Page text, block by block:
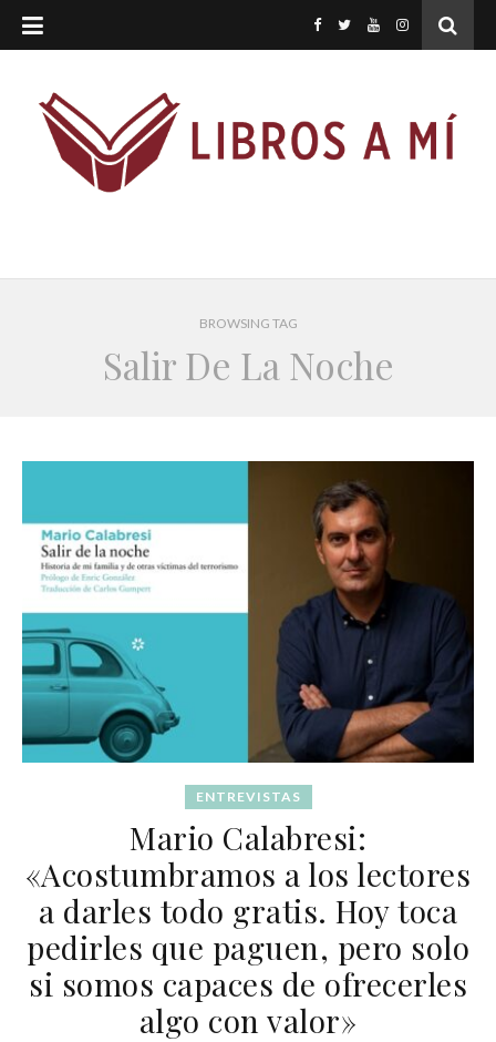
BROWSING TAG
Salir De La Noche
ENTREVISTAS
Mario Calabresi:
«Acostumbramos a los lectores
a darles todo gratis. Hoy toca
pedirles que paguen, pero solo
si somos capaces de ofrecerles
algo con valor»